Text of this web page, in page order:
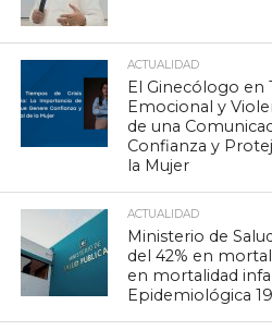
ACTUALIDAD
El Ginecólogo en
Emocional y
de una
Confianza y
la Mujer
ACTUALIDAD
Ministerio de
del 42% en
en mortalidad
Epidemiológica 19